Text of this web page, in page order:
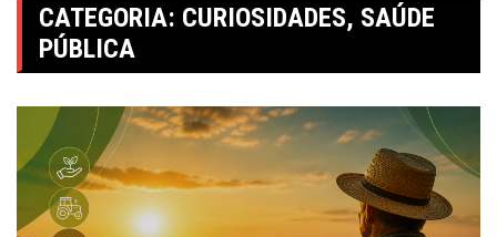
CATEGORIA: CURIOSIDADES, SAÚDE
PÚBLICA